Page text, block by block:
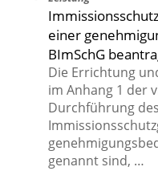
einer
BImSchG
Die Errichtung
im Anhang 1 der
Durchführung
genannt sind, …